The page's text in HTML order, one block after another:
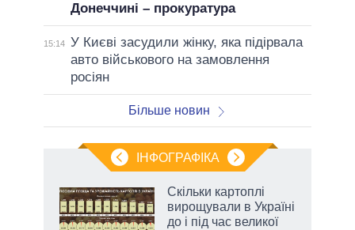
Донеччині – прокуратура
15:14 У Києві засудили жінку, яка підірвала
авто військового на замовлення
росіян
Більше новин
ІНФОГРАФІКА
Скільки картоплі
вирощували в Україні
до і під час великої